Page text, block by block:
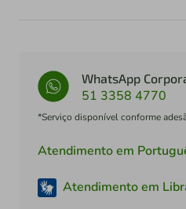
WhatsApp
51 3358 4770
*Serviço disponível conforme
Atendimento em
Atendimento em